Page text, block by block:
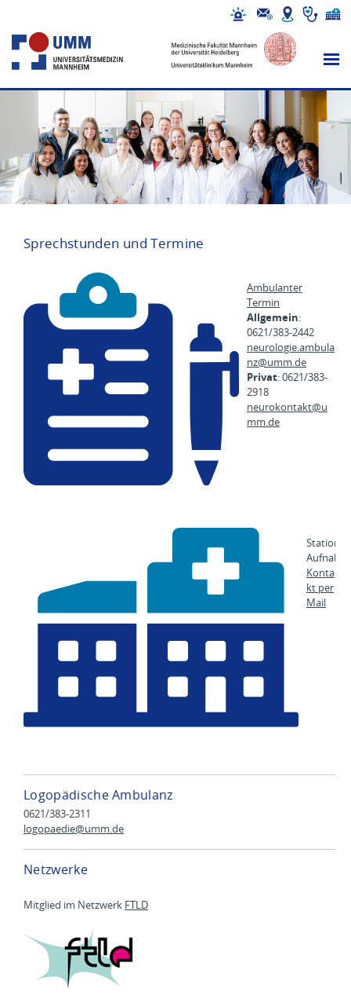
Sprechstunden und Termine
Ambulanter
Termin
Allgemein:
0621/383-2442
neurologie.ambula
nz@umm.de
Privat: 0621/383-
2918
neurokontakt@u
mm.de
Konta
kt per
Mail
Logopädische Ambulanz
0621/383-2311
logopaedie@umm.de
Netzwerke
Mitglied im Netzwerk FTLD